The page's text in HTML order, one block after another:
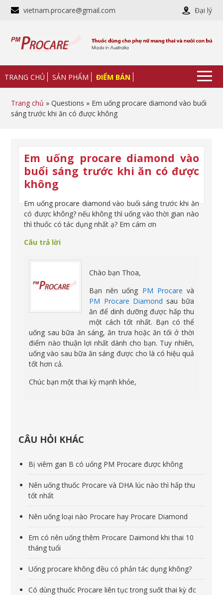
vietnam.procare@gmail.com Đại lý
TRANG CHỦ SẢN PHẨM ĐIỂM BÁN
Trang chủ » Questions » Em uống procare diamond vào buổi
sáng trước khi ăn có được không
Em uống procare diamond vào
buổi sáng trước khi ăn có được
không
Em uống procare diamond vào buổi sáng trước khi ăn
có được không? nếu không thì uống vào thời gian nào
thì thuốc có tác dụng nhất ạ? Em cám ơn
Câu trả lời
Chào bạn Thoa,
Bạn nên uống PM Procare và
PM Procare Diamond sau bữa
ăn để dinh dưỡng được hấp thu
một cách tốt nhất. Bạn có thể
uống sau bữa ăn sáng, ăn trưa hoặc ăn tối ở thời
điểm nào thuận lợi nhất dành cho bạn. Tuy nhiên,
uống vào sau bữa ăn sáng được cho là có hiệu quả
tốt hơn cả.
Chúc bạn một thai kỳ mạnh khỏe,
CÂU HỎI KHÁC
Bị viêm gan B có uống PM Procare được không
Nên uống thuốc Procare và DHA lúc nào thì hấp thu
tốt nhất
Nên uống loại nào Procare hay Procare Diamond
Em có nên uống thêm Procare Daimond khi thai 10
tháng tuổi
Uống procare không đều có phản tác dụng không?
Có dùng thuốc Procare liên tục trong suốt thai kỳ đc